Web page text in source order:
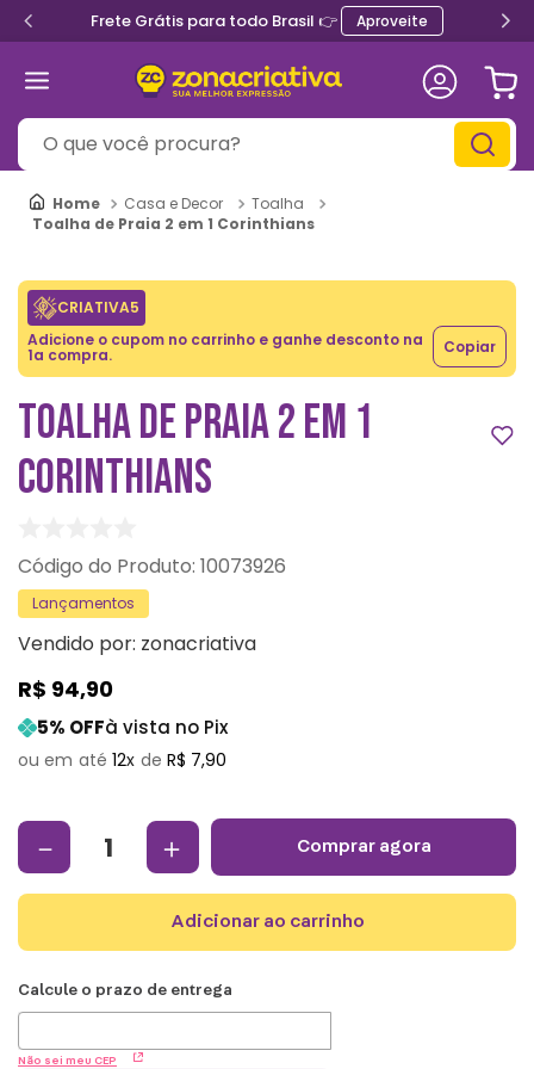
Frete Grátis para todo Brasil 👉 Aproveite
O que você procura?
Casa e Decor
Toalha
Toalha de Praia 2 em 1 Corinthians
CRIATIVA5
Adicione o cupom no carrinho e ganhe desconto na
1a compra. Copiar
TOALHA DE PRAIA 2 EM 1
CORINTHIANS
: 10073926
Lançamentos
Vendido por: zonacriativa
R$ 94,90
5% OFFà vista no Pix
12 R$ 7,90
＋
－ comprar agora
adicionar ao carrinho
Não sei meu CEP